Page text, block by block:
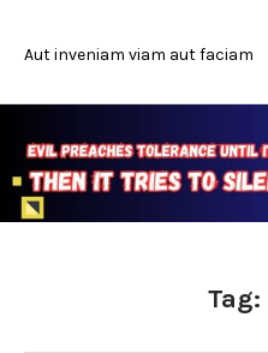
Aut inveniam viam aut faciam
Tag: